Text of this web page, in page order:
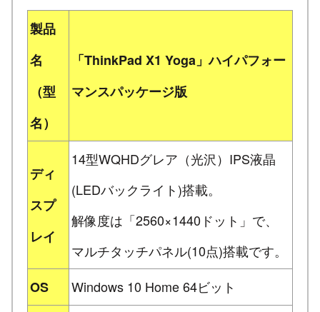
製品
名
（型
名）
「ThinkPad X1 Yoga」ハイパフォー
マンスパッケージ版
ディ
スプ
レイ
14型WQHDグレア（光沢）IPS液晶
(LEDバックライト)搭載。
解像度は「2560×1440ドット」で、
マルチタッチパネル(10点)搭載です。
OS
Windows 10 Home 64ビット